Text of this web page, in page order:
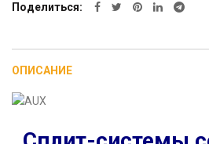
Поделиться
ОПИСАНИЕ